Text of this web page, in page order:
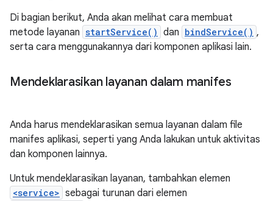
Di bagian berikut, Anda akan melihat cara membuat
metode layanan startService() dan bindService() ,
serta cara menggunakannya dari komponen aplikasi lain.
Mendeklarasikan layanan dalam manifes
Anda harus mendeklarasikan semua layanan dalam file
manifes aplikasi, seperti yang Anda lakukan untuk aktivitas
dan komponen lainnya.
Untuk mendeklarasikan layanan, tambahkan elemen
<service> sebagai turunan dari elemen